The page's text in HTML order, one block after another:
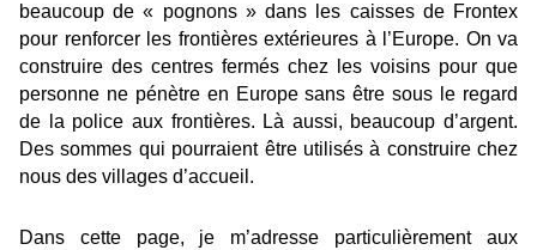
beaucoup de « pognons » dans les caisses de Frontex
pour renforcer les frontières extérieures à l’Europe. On va
construire des centres fermés chez les voisins pour que
personne ne pénètre en Europe sans être sous le regard
de la police aux frontières. Là aussi, beaucoup d’argent.
Des sommes qui pourraient être utilisés à construire chez
nous des villages d’accueil.
Dans cette page, je m’adresse particulièrement aux